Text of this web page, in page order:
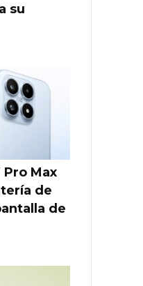
su
Pro Max
de
de